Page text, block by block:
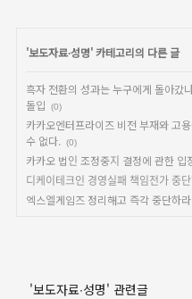
'보도자료∙성명' 카테고리의 다른 글
흑자 전환의 성과는 누구에게 돌아갔
돌입
(0)
카카오엔터프라이즈 비전 부재와 고
수 없다.
(0)
카카오 법인 조정중지 결정에 관한
디케이테크인 경영실패 책임전가
엑스엘게임즈 정리해고 즉각 중단하
'보도자료∙성명' 관련글